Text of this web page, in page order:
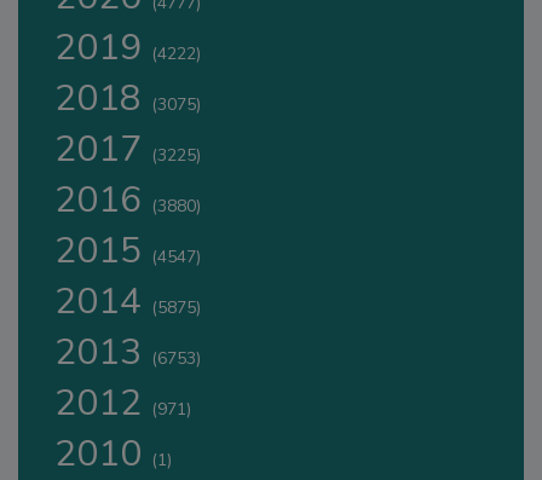
2019 (4222)
2018 (3075)
2017 (3225)
2016 (3880)
2015 (4547)
2014 (5875)
2013 (6753)
2012 (971)
2010 (1)